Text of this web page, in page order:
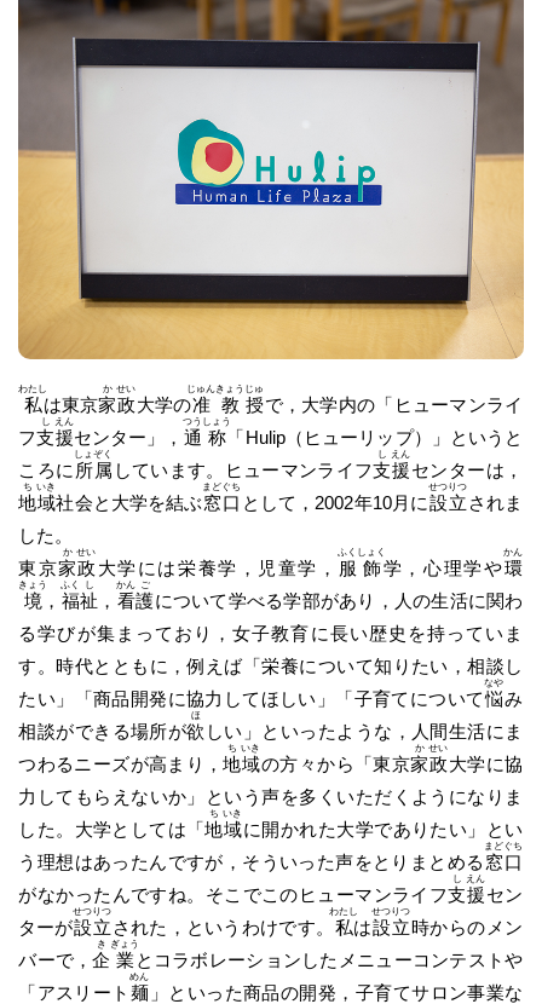
私
わたし
は東京家
か
政
せい
大学の准
じゅん
教
きょう
授
じゅ
で，大学内の「ヒューマンライ
フ支
し
援
えん
センター」， 通
つう
称
しょう
「Hulip（ヒューリップ）」というと
ころに 所
しょ
属
ぞく
しています。ヒューマンライフ支
し
援
えん
センターは，
地
ち
域
いき
社会と大学を結ぶ窓
まど
口
ぐち
として，2002年10月に設
せつ
立
りつ
されま
した。
東京家
か
政
せい
大学には栄養学，児童学， 服
ふく
飾
しょく
学，心理学や環
かん
境
きょう
， 福
ふく
祉
し
， 看
かん
護
ご
について学べる学部があり，人の生活に関わ
る学びが集まっており，女子教育に長い歴史を持っていま
す。時代とともに，例えば「栄養について知りたい，相談し
たい」「商品開発に協力してほしい」「子育てについて悩
なや
み
相談ができる場所が欲
ほ
しい」といったような，人間生活にま
つわるニーズが高まり，地
ち
域
いき
の方々から「東京家
か
政
せい
大学に協
力してもらえないか」という声を多くいただくようになりま
した。大学としては「地
ち
域
いき
に開かれた大学でありたい」とい
う理想はあったんですが，そういった声をとりまとめる 窓
まど
口
ぐち
がなかったんですね。そこでこのヒューマンライフ支
し
援
えん
セン
ターが設
せつ
立
りつ
された，というわけです。 私
わたし
は設
せつ
立
りつ
時からのメン
バーで，企
き
業
ぎょう
とコラボレーションしたメニューコンテストや
「アスリート 麺
めん
」といった商品の開発，子育てサロン事業な